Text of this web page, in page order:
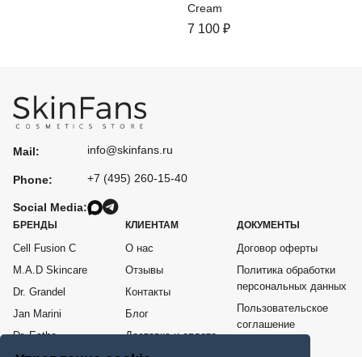
Cream
7 100 ₽
Mail:
Phone:
Social Media:
info@skinfans.ru
+7 (495) 260-15-40
БРЕНДЫ
Cell Fusion C
M.A.D Skincare
Dr. Grandel
Jan Marini
Dr. Esthe
КЛИЕНТАМ
О нас
Отзывы
Контакты
Блог
Доставка и оплата
ДОКУМЕНТЫ
Договор оферты
Политика обработки
персональных данных
Пользовательское
соглашение